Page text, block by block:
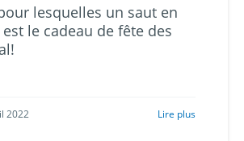
lesquelles un saut en
le cadeau de fête des
2022 Lire plus